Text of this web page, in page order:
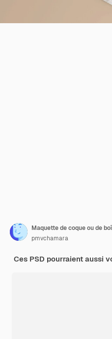
Maquette de coque ou de
pmvchamara
Ces PSD pourraient aussi